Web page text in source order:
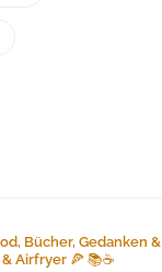
Bücher, Gedanken &
Airfryer 🍕 📚☕️